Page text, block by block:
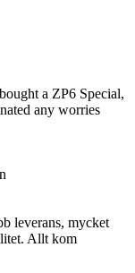
a ZP6 Special,
any worries
leverans, mycket
Allt kom